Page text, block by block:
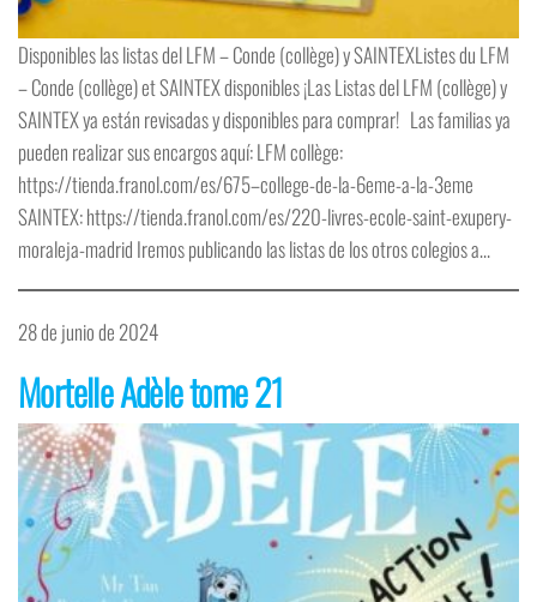
Disponibles las listas del LFM – Conde (collège) y SAINTEXListes du LFM
– Conde (collège) et SAINTEX disponibles ¡Las Listas del LFM (collège) y
SAINTEX ya están revisadas y disponibles para comprar! Las familias ya
pueden realizar sus encargos aquí: LFM collège:
https://tienda.franol.com/es/675–college-de-la-6eme-a-la-3eme
SAINTEX: https://tienda.franol.com/es/220-livres-ecole-saint-exupery-
moraleja-madrid Iremos publicando las listas de los otros colegios a…
28 de junio de 2024
Mortelle Adèle tome 21